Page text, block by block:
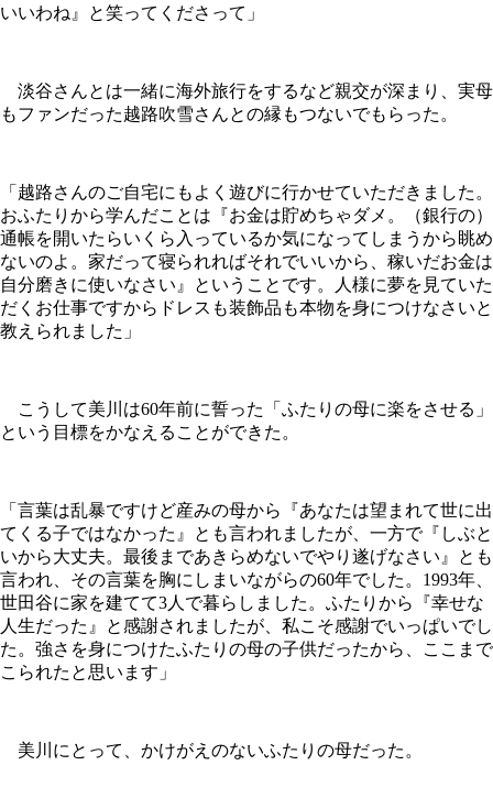
いいわね』と笑ってくださって」
淡谷さんとは一緒に海外旅行をするなど親交が深まり、実母
もファンだった越路吹雪さんとの縁もつないでもらった。
「越路さんのご自宅にもよく遊びに行かせていただきました。
おふたりから学んだことは『お金は貯めちゃダメ。（銀行の）
通帳を開いたらいくら入っているか気になってしまうから眺め
ないのよ。家だって寝られればそれでいいから、稼いだお金は
自分磨きに使いなさい』ということです。人様に夢を見ていた
だくお仕事ですからドレスも装飾品も本物を身につけなさいと
教えられました」
こうして美川は60年前に誓った「ふたりの母に楽をさせる」
という目標をかなえることができた。
「言葉は乱暴ですけど産みの母から『あなたは望まれて世に出
てくる子ではなかった』とも言われましたが、一方で『しぶと
いから大丈夫。最後まであきらめないでやり遂げなさい』とも
言われ、その言葉を胸にしまいながらの60年でした。1993年、
世田谷に家を建てて3人で暮らしました。ふたりから『幸せな
人生だった』と感謝されましたが、私こそ感謝でいっぱいでし
た。強さを身につけたふたりの母の子供だったから、ここまで
こられたと思います」
美川にとって、かけがえのないふたりの母だった。